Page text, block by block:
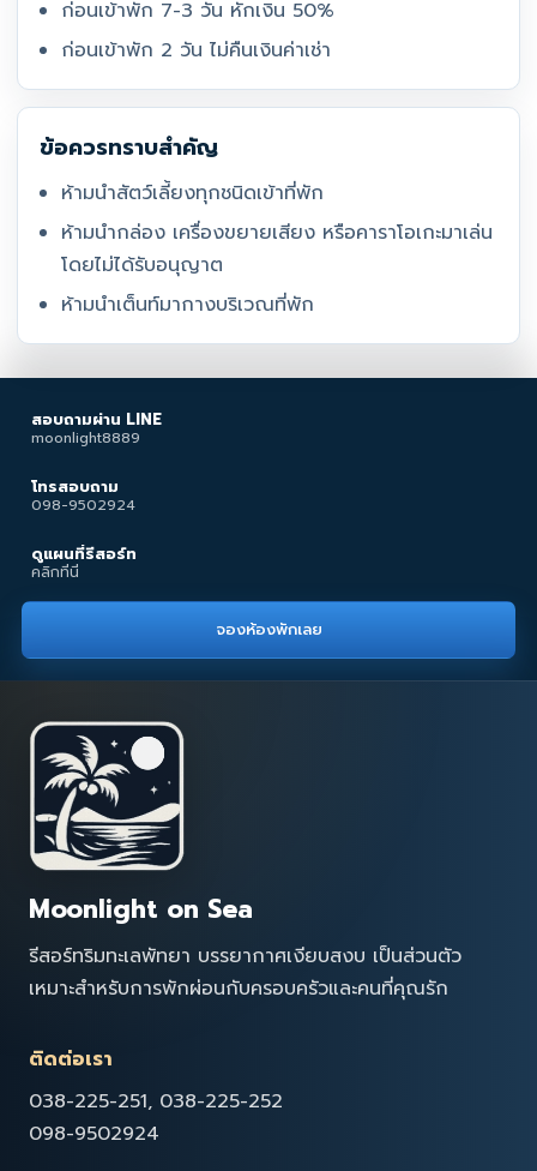
ก่อนเข้าพัก 7-3 วัน หักเงิน 50%
ก่อนเข้าพัก 2 วัน ไม่คืนเงินค่าเช่า
ข้อควรทราบสำคัญ
ห้ามนำสัตว์เลี้ยงทุกชนิดเข้าที่พัก
ห้ามนำกล่อง เครื่องขยายเสียง หรือคาราโอเกะมาเล่น
โดยไม่ได้รับอนุญาต
ห้ามนำเต็นท์มากางบริเวณที่พัก
สอบถามผ่าน LINE
moonlight8889
โทรสอบถาม
098-9502924
ดูแผนที่รีสอร์ท
คลิกที่นี่
จองห้องพักเลย
Moonlight on Sea
รีสอร์ทริมทะเลพัทยา บรรยากาศเงียบสงบ เป็นส่วนตัว
เหมาะสำหรับการพักผ่อนกับครอบครัวและคนที่คุณรัก
ติดต่อเรา
038-225-251, 038-225-252
098-9502924